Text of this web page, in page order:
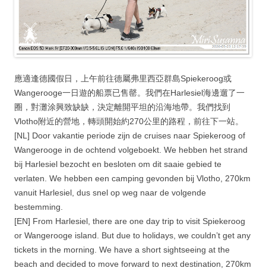
應適逢德國假日，上午前往德屬弗里西亞群島Spiekeroog或
Wangerooge一日遊的船票已售罄。我們在Harlesiel海邊遛了一
圈，對灘涂興致缺缺，決定離開平坦的沿海地帶。我們找到
Vlotho附近的營地，轉頭開始約270公里的路程，前往下一站。
[NL] Door vakantie periode zijn de cruises naar Spiekeroog of
Wangerooge in de ochtend volgeboekt. We hebben het strand
bij Harlesiel bezocht en besloten om dit saaie gebied te
verlaten. We hebben een camping gevonden bij Vlotho, 270km
vanuit Harlesiel, dus snel op weg naar de volgende
bestemming.
[EN] From Harlesiel, there are one day trip to visit Spiekeroog
or Wangerooge island. But due to holidays, we couldn’t get any
tickets in the morning. We have a short sightseeing at the
beach and decided to move forward to next destination, 270km